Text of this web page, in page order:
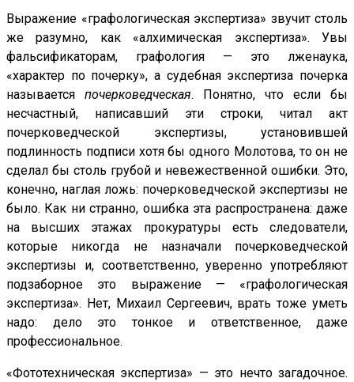
Выражение «графологическая экспертиза» звучит столь
же разумно, как «алхимическая экспертиза». Увы
фальсификаторам, графология — это лженаука,
«характер по почерку», а судебная экспертиза почерка
называется почерковедческая. Понятно, что если бы
несчастный, написавший эти строки, читал акт
почерковедческой экспертизы, установившей
подлинность подписи хотя бы одного Молотова, то он не
сделал бы столь грубой и невежественной ошибки. Это,
конечно, наглая ложь: почерковедческой экспертизы не
было. Как ни странно, ошибка эта распространена: даже
на высших этажах прокуратуры есть следователи,
которые никогда не назначали почерковедческой
экспертизы и, соответственно, уверенно употребляют
подзаборное это выражение — «графологическая
экспертиза». Нет, Михаил Сергеевич, врать тоже уметь
надо: дело это тонкое и ответственное, даже
профессиональное.
«Фототехническая экспертиза» — это нечто загадочное.